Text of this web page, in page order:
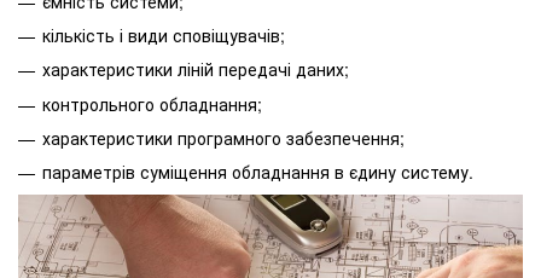
кількість і види сповіщувачів;
характеристики ліній передачі даних;
контрольного обладнання;
характеристики програмного забезпечення;
параметрів суміщення обладнання в єдину систему.